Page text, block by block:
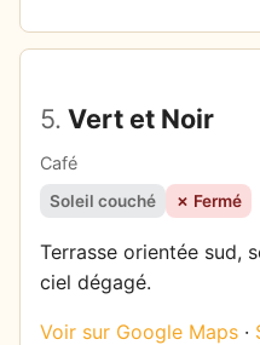
5. Vert et Noir
Café
Soleil couché ✗ Fermé
Terrasse orientée sud,
ciel dégagé.
Voir sur Google Maps ·